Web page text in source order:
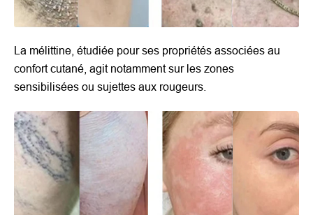
La mélittine, étudiée pour ses propriétés associées au
confort cutané, agit notamment sur les zones
sensibilisées ou sujettes aux rougeurs.